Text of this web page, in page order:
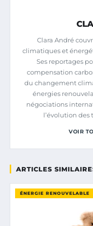
Clara André
climatiques et
Ses reportages
compensation
du changement
énergies
négociations
l’évolution des
VOIR
ARTICLES
ÉNERGIE RENOUVELABLE